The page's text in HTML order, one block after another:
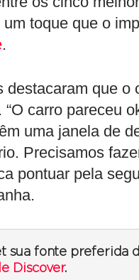
toque que o
.
destacaram que
carro pareceu
uma janela de
Precisamos
pontuar pela
sua fonte preferida
Discover.